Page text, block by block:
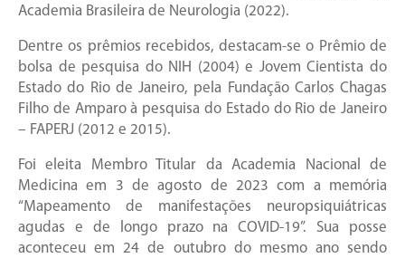
Academia Brasileira de Neurologia (2022).
Dentre os prêmios recebidos, destacam-se o Prêmio de
bolsa de pesquisa do NIH (2004) e Jovem Cientista do
Estado do Rio de Janeiro, pela Fundação Carlos Chagas
Filho de Amparo à pesquisa do Estado do Rio de Janeiro
– FAPERJ (2012 e 2015).
Foi eleita Membro Titular da Academia Nacional de
Medicina em 3 de agosto de 2023 com a memória
“Mapeamento de manifestações neuropsiquiátricas
agudas e de longo prazo na COVID-19”. Sua posse
aconteceu em 24 de outubro do mesmo ano sendo